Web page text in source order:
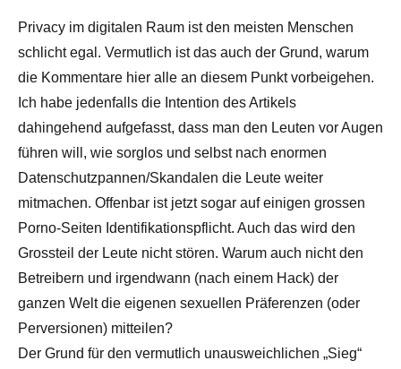
Privacy im digitalen Raum ist den meisten Menschen
schlicht egal. Vermutlich ist das auch der Grund, warum
die Kommentare hier alle an diesem Punkt vorbeigehen.
Ich habe jedenfalls die Intention des Artikels
dahingehend aufgefasst, dass man den Leuten vor Augen
führen will, wie sorglos und selbst nach enormen
Datenschutzpannen/Skandalen die Leute weiter
mitmachen. Offenbar ist jetzt sogar auf einigen grossen
Porno-Seiten Identifikationspflicht. Auch das wird den
Grossteil der Leute nicht stören. Warum auch nicht den
Betreibern und irgendwann (nach einem Hack) der
ganzen Welt die eigenen sexuellen Präferenzen (oder
Perversionen) mitteilen?
Der Grund für den vermutlich unausweichlichen „Sieg“